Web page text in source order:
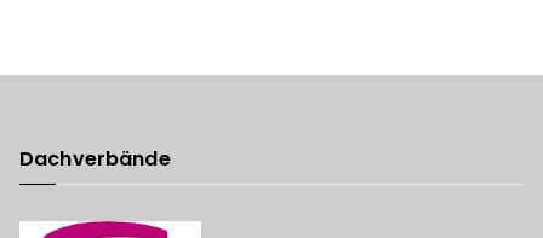
Dachverbände